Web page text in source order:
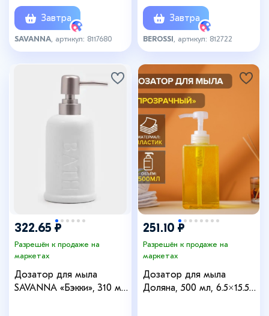
Завтра
SAVANNA , артикул: 8117680
Завтра
BEROSSI , артикул: 812722
322.65 ₽
Разрешён к продаже на
маркетах
Дозатор для мыла
SAVANNA «Бэкки», 310 мл,
251.10 ₽
Разрешён к продаже на
маркетах
Дозатор для мыла
Доляна, 500 мл, 6.5×15.5